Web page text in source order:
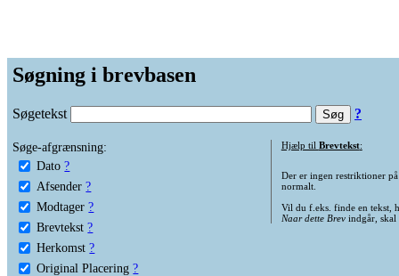
Søgning i brevbasen
Søgetekst ?
Søge-afgrænsning:
Dato ?
Afsender ?
Modtager ?
Brevtekst ?
Herkomst ?
Original Placering ?
Hjælp til Brevtekst:
Der er ingen restriktioner
normalt.
Vil du f.eks. finde en tekst,
Naar dette Brevindgår, skal